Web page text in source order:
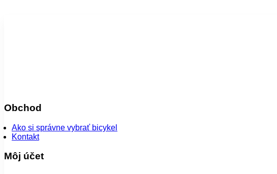
Obchod
Ako si správne vybrať bicykel
Kontakt
Môj účet